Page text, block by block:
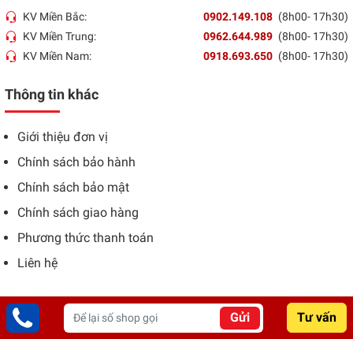
KV Miền Bắc: 0902.149.108 (8h00- 17h30)
KV Miền Trung:
0962.644.989 (8h00- 17h30)
KV Miền Nam:
0918.693.650 (8h00- 17h30)
Thông tin khác
Giới thiệu đơn vị
Chính sách bảo hành
Chính sách bảo mật
Chính sách giao hàng
Phương thức thanh toán
Liên hệ
Gửi Tư vấn